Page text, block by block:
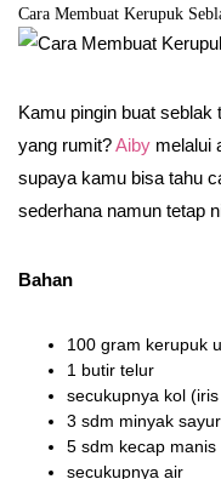
Cara Membuat Kerupuk
Kamu pingin buat
yang rumit?Aiby melalui
supaya kamu bisa tahu
sederhana namun tetap
Bahan
100 gram kerupuk
1 butir telur
secukupnya kol
3 sdm minyak sayur
5 sdm kecap manis
secukupnya air